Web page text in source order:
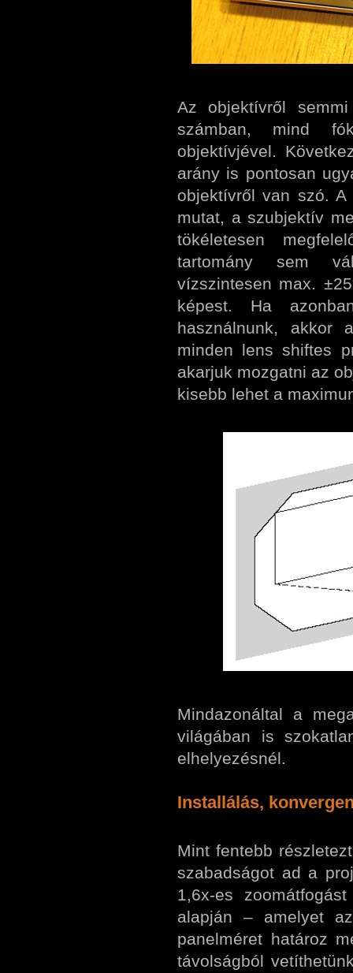
Az objektívről
számban, mind
objektívjével.
arány is pontosan
objektívről van szó.
mutat, a szubjektív
tökéletesen
tartomány sem
vízszintesen max.
képest. Ha
használnunk, akkor
minden lens shiftes
akarjuk mozgatni az
kisebb lehet a
Mindazonáltal a
világában is
elhelyezésnél.
Installálás,
Mint fentebb
szabadságot ad a
1,6x-es
alapján – amelyet
panelméret határoz
távolságból